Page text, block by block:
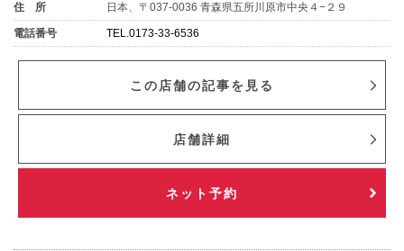
住 所 日本、〒037-0036 青森県五所川原市中央４−２９
電話番号 TEL.0173-33-6536
この店舗の記事を見る
店舗詳細
ネット予約